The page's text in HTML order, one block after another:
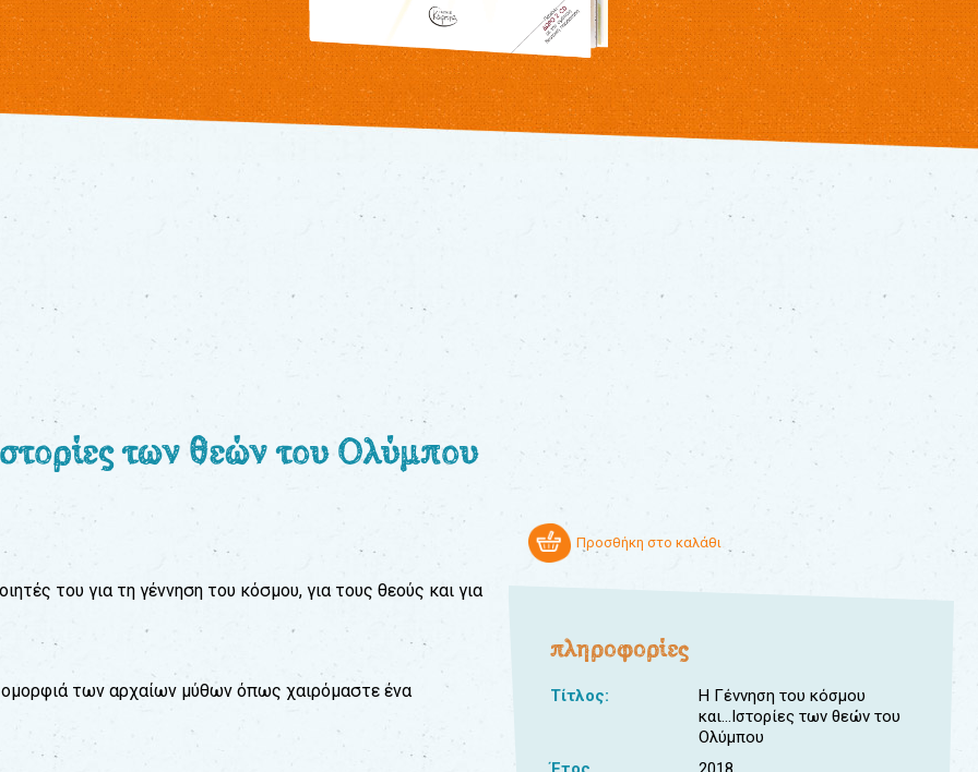
των θεών του Ολύμπου
του για τη γέννηση του κόσμου, για τους θεούς και για
των αρχαίων μύθων όπως χαιρόμαστε ένα
Προσθήκη στο καλάθι
πληροφορίες
Τίτλος:
Η Γέννηση του κόσμου
και...Ιστορίες των θεών του
Ολύμπου